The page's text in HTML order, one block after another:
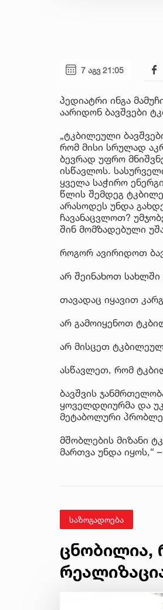
7 აგვ 21:05
პედიატრი ინგა
აარიდონ ბავშვები
„ტკბილეული
რომ მისი სრულად
ბევრად უფრო
ისწავლოს.
ყველა საჭირო
წლის შემდეგ
არასოდეს უნდა
ჩავანაცვლოთ?
შინ მომზადებული
როგორ ავირიდოთ
არ შეინახოთ
თავადაც იყავით
არ გამოიყენოთ
არ მისცეთ
ასწავლეთ, რომ
ბავშვის
ყოველდღიურმა და
მეტაბოლური
მშობლების მიზანი
მართვა უნდა იყოს,“
საზოგადოება
ცნობილია,